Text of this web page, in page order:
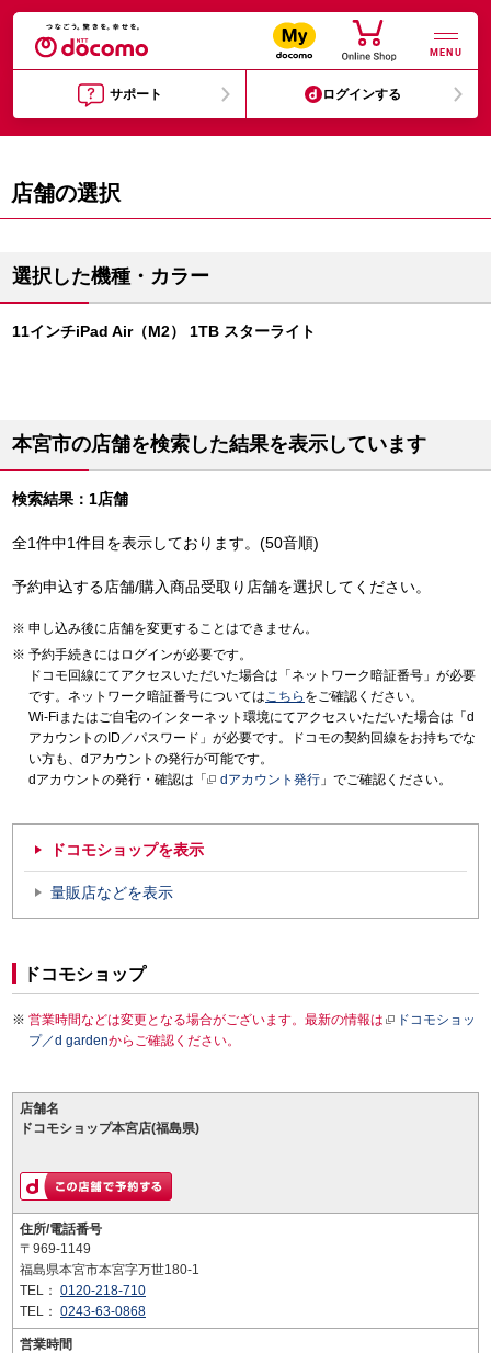
MENU
サポート ログインする
店舗の選択
選択した機種・カラー
11インチiPad Air（M2） 1TB スターライト
本宮市の店舗を検索した結果を表示しています
検索結果：1店舗
全1件中1件目を表示しております。(50音順)
予約申込する店舗/購入商品受取り店舗を選択してください。
申し込み後に店舗を変更することはできません。
予約手続きにはログインが必要です。
ドコモ回線にてアクセスいただいた場合は「ネットワーク暗証番号」が必要
です。ネットワーク暗証番号についてはこちら をご確認ください。
Wi-Fiまたはご自宅のインターネット環境にてアクセスいただいた場合は「d
アカウントのID／パスワード」が必要です。ドコモの契約回線をお持ちでな
い方も、dアカウントの発行が可能です。
dアカウントの発行・確認は「
dアカウント発行 」でご確認ください。
ドコモショップを表示
量販店などを表示
ドコモショップ
営業時間などは変更となる場合がございます。最新の情報は
ドコモショッ
プ／d gardenからご確認ください。
店舗名
ドコモショップ本宮店(福島県)
住所/電話番号
〒969-1149
福島県本宮市本宮字万世180-1
TEL： 0120-218-710
TEL： 0243-63-0868
営業時間